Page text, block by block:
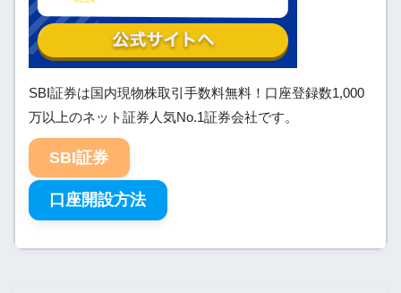
SBI証券は国内現物株取引手数料無料！口座登録数1,000
万以上のネット証券人気No.1証券会社です。
SBI証券
口座開設方法